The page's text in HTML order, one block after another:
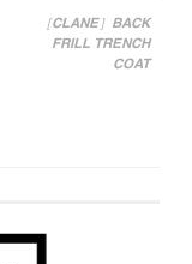
［CLANE］BACK
FRILL TRENCH
COAT